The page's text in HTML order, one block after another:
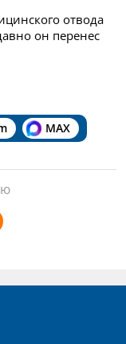
отвода
он перенес
MAX